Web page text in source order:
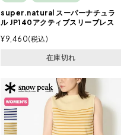
super.natural スーパーナチュラ
ル JP140アクティブスリーブレス
¥9,460 税込
在庫切れ